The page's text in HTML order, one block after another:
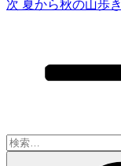
ー
次
次 夏から秋の山歩き
検
索: